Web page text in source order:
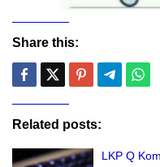
Share this:
Related posts:
LKP Q